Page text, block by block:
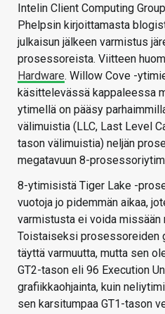
Intelin Client Computing
Phelpsin kirjoittamasta
julkaisun jälkeen varmistus
prosessoreista. Viitteen
Hardware. Willow Cove -
käsittelevässä kappaleessa
ytimellä on pääsy
välimuistia (LLC, Last Level
tason välimuistia) neljän
megatavuun 8-
8-ytimisistä Tiger Lake -
vuotoja jo pidemmän aikaa,
varmistusta ei voida missään
Toistaiseksi prosessoreiden
täyttä varmuutta, mutta sen
GT2-tason eli 96 Execution
grafiikkaohjainta, kuin
sen karsitumpaa GT1-tason